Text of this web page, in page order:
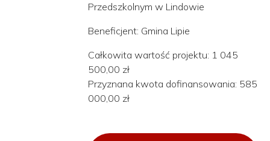
Przedszkolnym w Lindowie
Beneficjent: Gmina Lipie
Całkowita wartość projektu: 1 045
500,00 zł
Przyznana kwota dofinansowania: 585
000,00 zł